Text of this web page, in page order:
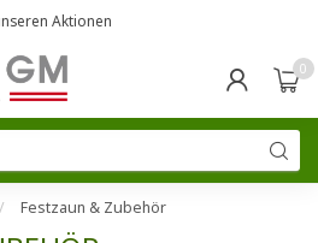
Aktionen
0
/ Festzaun & Zubehör